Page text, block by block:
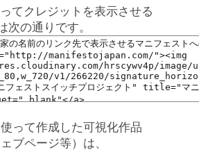
てクレジットを表示させる
次の通りです。
って作成した可視化作品
ブページ等）は、